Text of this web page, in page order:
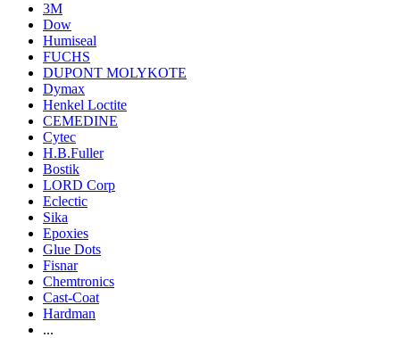
3M
Dow
Humiseal
FUCHS
DUPONT MOLYKOTE
Dymax
Henkel Loctite
CEMEDINE
Cytec
H.B.Fuller
Bostik
LORD Corp
Eclectic
Sika
Epoxies
Glue Dots
Fisnar
Chemtronics
Cast-Coat
Hardman
...